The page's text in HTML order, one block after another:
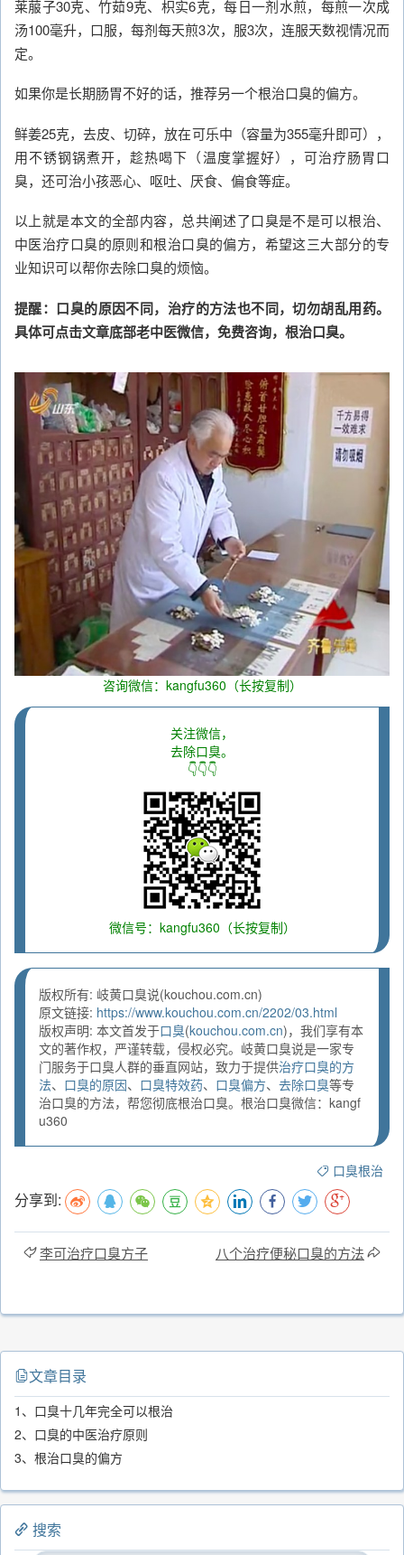
莱菔子30克、竹茹9克、枳实6克，每日一剂水煎，每煎一次成
汤100毫升，口服，每剂每天煎3次，服3次，连服天数视情况而
定。
如果你是长期肠胃不好的话，推荐另一个根治口臭的偏方。
鲜姜25克，去皮、切碎，放在可乐中（容量为355毫升即可），
用不锈钢锅煮开，趁热喝下（温度掌握好），可治疗肠胃口
臭，还可治小孩恶心、呕吐、厌食、偏食等症。
以上就是本文的全部内容，总共阐述了口臭是不是可以根治、
中医治疗口臭的原则和根治口臭的偏方，希望这三大部分的专
业知识可以帮你去除口臭的烦恼。
提醒：口臭的原因不同，治疗的方法也不同，切勿胡乱用药。
具体可点击文章底部老中医微信，免费咨询，根治口臭。
咨询微信：kangfu360（长按复制）
关注微信，
去除口臭。
👇👇👇
微信号：kangfu360（长按复制）
版权所有: 岐黄口臭说(kouchou.com.cn)
原文链接: https://www.kouchou.com.cn/2202/03.html
版权声明: 本文首发于口臭(kouchou.com.cn)，我们享有本
文的著作权，严谨转载，侵权必究。岐黄口臭说是一家专
门服务于口臭人群的垂直网站，致力于提供治疗口臭的方
法、 口臭的原因、 口臭特效药、 口臭偏方、 去除口臭等专
治口臭的方法，帮您彻底根治口臭。根治口臭微信：kangf
u360
口臭根治
分享到:
李可治疗口臭方子 八个治疗便秘口臭的方法
文章目录
1、口臭十几年完全可以根治
2、口臭的中医治疗原则
3、根治口臭的偏方
搜索